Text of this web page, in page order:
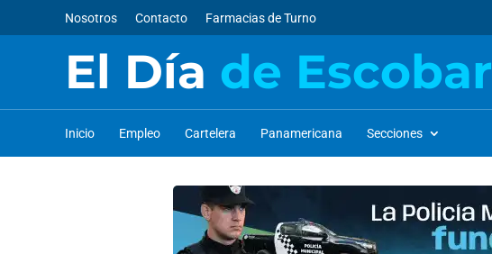
Nosotros Contacto Farmacias de Turno
El Día de Escobar
Inicio Empleo Cartelera Panamericana Secciones